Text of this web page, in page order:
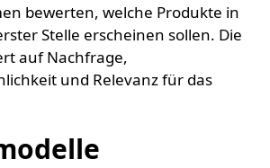
bewerten, welche Produkte in
Stelle erscheinen sollen. Die
auf Nachfrage,
und Relevanz für das